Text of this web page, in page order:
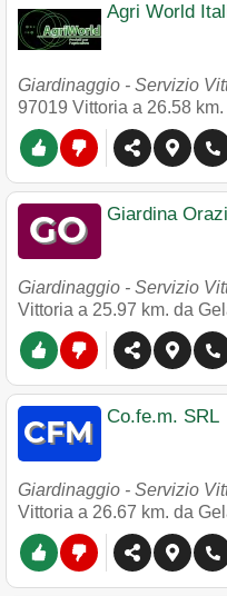
Agri World
Giardinaggio - Servizio
97019 Vittoria a 26.58
Giardina
Giardinaggio - Servizio
Vittoria a 25.97 km. da
Co.fe.m. SRL
Giardinaggio - Servizio
Vittoria a 26.67 km. da